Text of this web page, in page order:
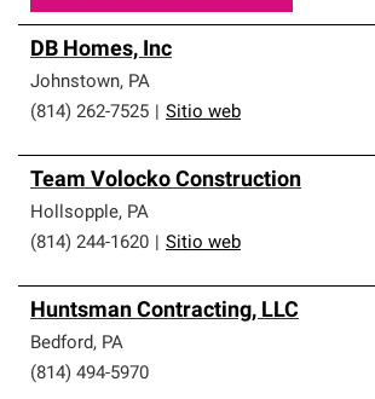
DB Homes, Inc
Johnstown, PA
(814) 262-7525
Sitio web
Team Volocko Construction
Hollsopple, PA
(814) 244-1620
Sitio web
Huntsman Contracting, LLC
Bedford, PA
(814) 494-5970